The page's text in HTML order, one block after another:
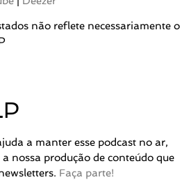
não reflete necessariamente o
a manter esse podcast no ar,
nossa produção de conteúdo que
Faça parte!